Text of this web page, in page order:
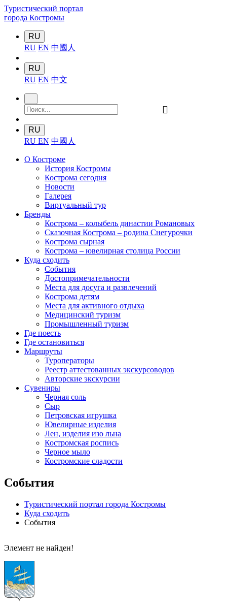
Туристический портал
города Костромы
RU
RU EN 中國人
RU
RU EN 中文
󰍉
RU
RU EN 中國人
О Костроме
История Костромы
Кострома сегодня
Новости
Галерея
Виртуальный тур
Бренды
Кострома – колыбель династии Романовых
Сказочная Кострома – родина Снегурочки
Кострома сырная
Кострома – ювелирная столица России
Куда сходить
События
Достопримечательности
Места для досуга и развлечений
Кострома детям
Места для активного отдыха
Медицинский туризм
Промышленный туризм
Где поесть
Где остановиться
Маршруты
Туроператоры
Реестр аттестованных экскурсоводов
Авторские экскурсии
Сувениры
Черная соль
Сыр
Петровская игрушка
Ювелирные изделия
Лен, изделия изо льна
Костромская роспись
Черное мыло
Костромские сладости
События
Туристический портал города Костромы
Куда сходить
События
Элемент не найден!